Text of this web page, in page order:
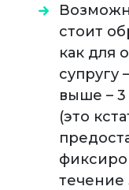
стоит
как для
супругу
выше – 3
(это
течение